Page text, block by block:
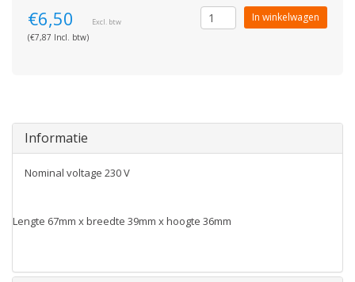
€6,50 Excl. btw
(€7,87 Incl. btw)
In winkelwagen
Informatie
Nominal voltage 230 V
Lengte 67mm x breedte 39mm x hoogte 36mm